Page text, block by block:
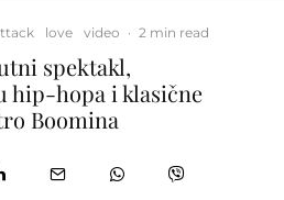
love video · 2 min read
spektakl,
hip-hopa i klasične
Boomina